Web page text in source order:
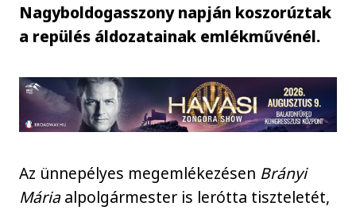
Nagyboldogasszony napján koszorúztak
a repülés áldozatainak emlékművénél.
Az ünnepélyes megemlékezésen Brányi
Máriaalpolgármester is lerótta tiszteletét,